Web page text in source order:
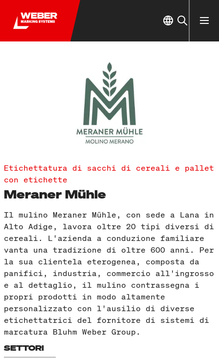
Etichettatura di sacchi di cereali e pallet
con etichette
Meraner Mühle
Il mulino Meraner Mühle, con sede a Lana in
Alto Adige, lavora oltre 20 tipi diversi di
cereali. L'azienda a conduzione familiare
vanta una tradizione di oltre 600 anni. Per
la sua clientela eterogenea, composta da
panifici, industria, commercio all'ingrosso
e al dettaglio, il mulino contrassegna i
propri prodotti in modo altamente
personalizzato con l'ausilio di diverse
etichettatrici del fornitore di sistemi di
marcatura Bluhm Weber Group.
SETTORI